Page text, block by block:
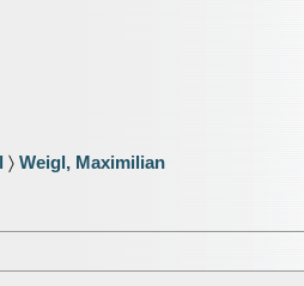
〉 Weigl, Maximilian